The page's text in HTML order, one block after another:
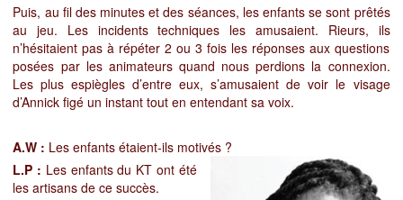
Puis, au fil des minutes et des séances, les enfants se sont prêtés
au jeu. Les incidents techniques les amusaient. Rieurs, ils
n’hésitaient pas à répéter 2 ou 3 fois les réponses aux questions
posées par les animateurs quand nous perdions la connexion.
Les plus espiègles d’entre eux, s’amusaient de voir le visage
d’Annick figé un instant tout en entendant sa voix.
A.W : Les enfants étaient-ils motivés ?
L.P : Les enfants du KT ont été
les artisans de ce succès.